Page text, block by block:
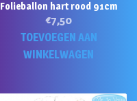
Folieballon hart rood 91cm
€7,50
TOEVOEGEN AAN
WINKELWAGEN